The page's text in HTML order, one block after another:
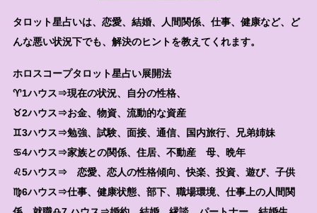
タロット星占いは、恋愛、結婚、人間関係、仕事、健康など、ど
んな悪い状況下でも、解決のヒントを教えてくれます。
ホロスコープタロット星占い展開法
♈1ハウス⇒現在の状況、自分の性格、
♉2ハウス⇒お金、物資、流動的な資産
♊3ハウス⇒勉強、試験、面接、通信、国内旅行、兄弟姉妹
♋4ハウス⇒家族との関係、住居、不動産 母、晩年
♌5ハウス⇒ 恋愛、恋人の性格傾向、快楽、投資、遊び、子供
♍6ハウス⇒仕事、健康状態、部下、職場環境、仕事上の人間関